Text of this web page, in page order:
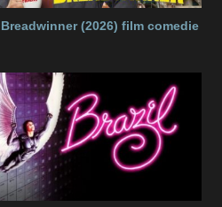
(2026) film comedie